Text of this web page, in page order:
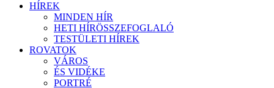
HÍREK
MINDEN HÍR
HETI HÍRÖSSZEFOGLALÓ
TESTÜLETI HÍREK
ROVATOK
VÁROS
ÉS VIDÉKE
PORTRÉ